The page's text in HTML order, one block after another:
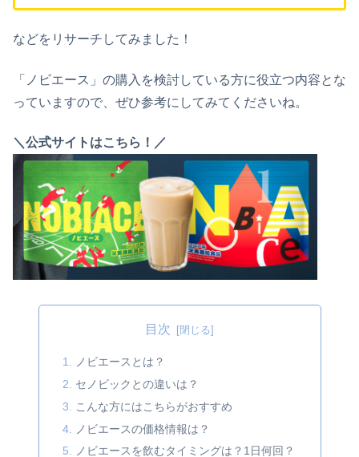
などをリサーチしてみました！
「ノビエース」の購入を検討している方に役立つ内容とな
っていますので、ぜひ参考にしてみてくださいね。
＼公式サイトはこちら！／
目次
ノビエースとは？
セノビックとの違いは？
こんな方にはこちらがおすすめ
ノビエースの価格情報は？
ノビエースを飲むタイミングは？1日何回？